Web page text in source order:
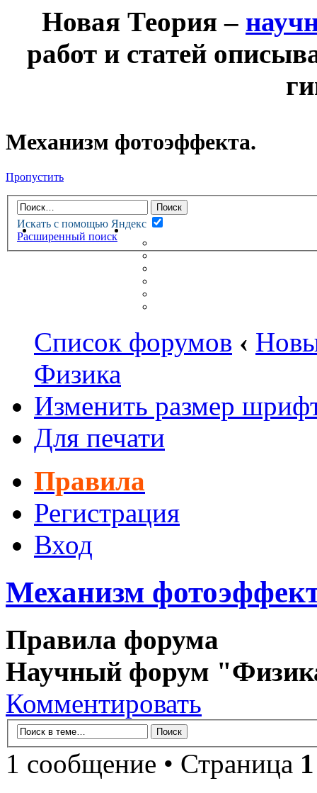
Новая Теория –
работ и статей
Механизм фотоэффекта.
Пропустить
Искать с помощью Яндекс
Расширенный поиск
НОВАЯ ТЕОРИЯФОРУМ
НЕПРОЧИТАННЫЕ
Список форумов ‹
Физика
Изменить размер
Для печати
Правила
Регистрация
Вход
Механизм
Правила форума
Научный форум
Комментировать
1 сообщение • Страница 1